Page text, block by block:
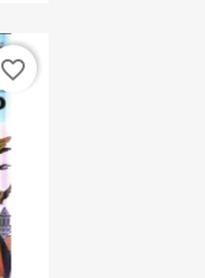
favorite_border